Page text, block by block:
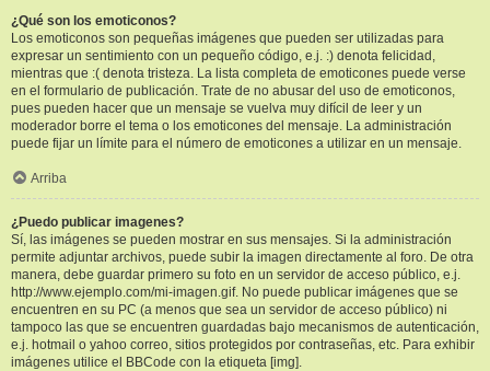
¿Qué son los emoticonos?
Los emoticonos son pequeñas imágenes que pueden ser utilizadas para
expresar un sentimiento con un pequeño código, e.j. :) denota felicidad,
mientras que :( denota tristeza. La lista completa de emoticones puede verse
en el formulario de publicación. Trate de no abusar del uso de emoticonos,
pues pueden hacer que un mensaje se vuelva muy difícil de leer y un
moderador borre el tema o los emoticones del mensaje. La administración
puede fijar un límite para el número de emoticones a utilizar en un mensaje.
Arriba
¿Puedo publicar imagenes?
Sí, las imágenes se pueden mostrar en sus mensajes. Si la administración
permite adjuntar archivos, puede subir la imagen directamente al foro. De otra
manera, debe guardar primero su foto en un servidor de acceso público, e.j.
http://www.ejemplo.com/mi-imagen.gif. No puede publicar imágenes que se
encuentren en su PC (a menos que sea un servidor de acceso público) ni
tampoco las que se encuentren guardadas bajo mecanismos de autenticación,
e.j. hotmail o yahoo correo, sitios protegidos por contraseñas, etc. Para exhibir
imágenes utilice el BBCode con la etiqueta [img].